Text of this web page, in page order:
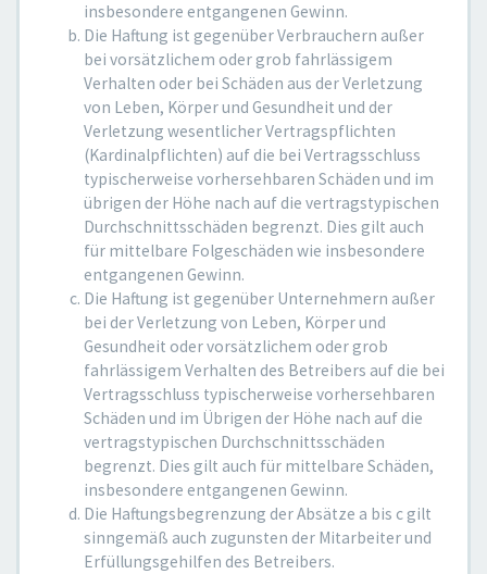
insbesondere entgangenen Gewinn.
Die Haftung ist gegenüber Verbrauchern außer
bei vorsätzlichem oder grob fahrlässigem
Verhalten oder bei Schäden aus der Verletzung
von Leben, Körper und Gesundheit und der
Verletzung wesentlicher Vertragspflichten
(Kardinalpflichten) auf die bei Vertragsschluss
typischerweise vorhersehbaren Schäden und im
übrigen der Höhe nach auf die vertragstypischen
Durchschnittsschäden begrenzt. Dies gilt auch
für mittelbare Folgeschäden wie insbesondere
entgangenen Gewinn.
Die Haftung ist gegenüber Unternehmern außer
bei der Verletzung von Leben, Körper und
Gesundheit oder vorsätzlichem oder grob
fahrlässigem Verhalten des Betreibers auf die bei
Vertragsschluss typischerweise vorhersehbaren
Schäden und im Übrigen der Höhe nach auf die
vertragstypischen Durchschnittsschäden
begrenzt. Dies gilt auch für mittelbare Schäden,
insbesondere entgangenen Gewinn.
Die Haftungsbegrenzung der Absätze a bis c gilt
sinngemäß auch zugunsten der Mitarbeiter und
Erfüllungsgehilfen des Betreibers.